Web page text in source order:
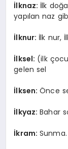
İlknaz: İlk
yapılan naz
İlknur: İlk nur,
İlksel: (ilk
gelen sel
İlksen:Önce
İlkyaz:Bahar
İkram:Sunma.